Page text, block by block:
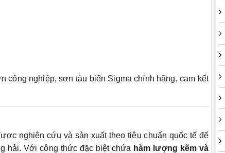
nghiệp, sơn tàu biển Sigma chính hãng, cam kết
nghiên cứu và sản xuất theo tiêu chuẩn quốc tế để
hải. Với công thức đặc biệt chứa hàm lượng kẽm và